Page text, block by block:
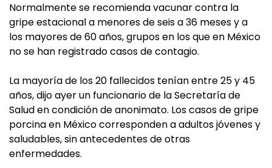
Normalmente se recomienda vacunar contra la
gripe estacional a menores de seis a 36 meses y a
los mayores de 60 años, grupos en los que en México
no se han registrado casos de contagio.
La mayoría de los 20 fallecidos tenían entre 25 y 45
años, dijo ayer un funcionario de la Secretaría de
Salud en condición de anonimato. Los casos de gripe
porcina en México corresponden a adultos jóvenes y
saludables, sin antecedentes de otras
enfermedades.